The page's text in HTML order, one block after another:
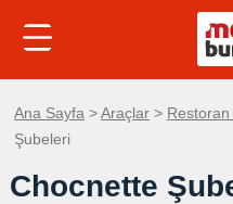
Ana Sayfa >Araçlar >
Şubeleri
Chocnette